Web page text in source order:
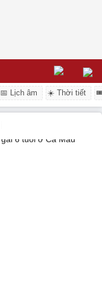
📅 Lịch âm ☀️ Thời tiết